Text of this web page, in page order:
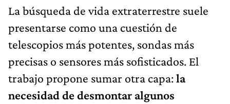
La búsqueda de vida extraterrestre suele
presentarse como una cuestión de
telescopios más potentes, sondas más
precisas o sensores más sofisticados. El
trabajo propone sumar otra capa:la
necesidad de desmontar algunos